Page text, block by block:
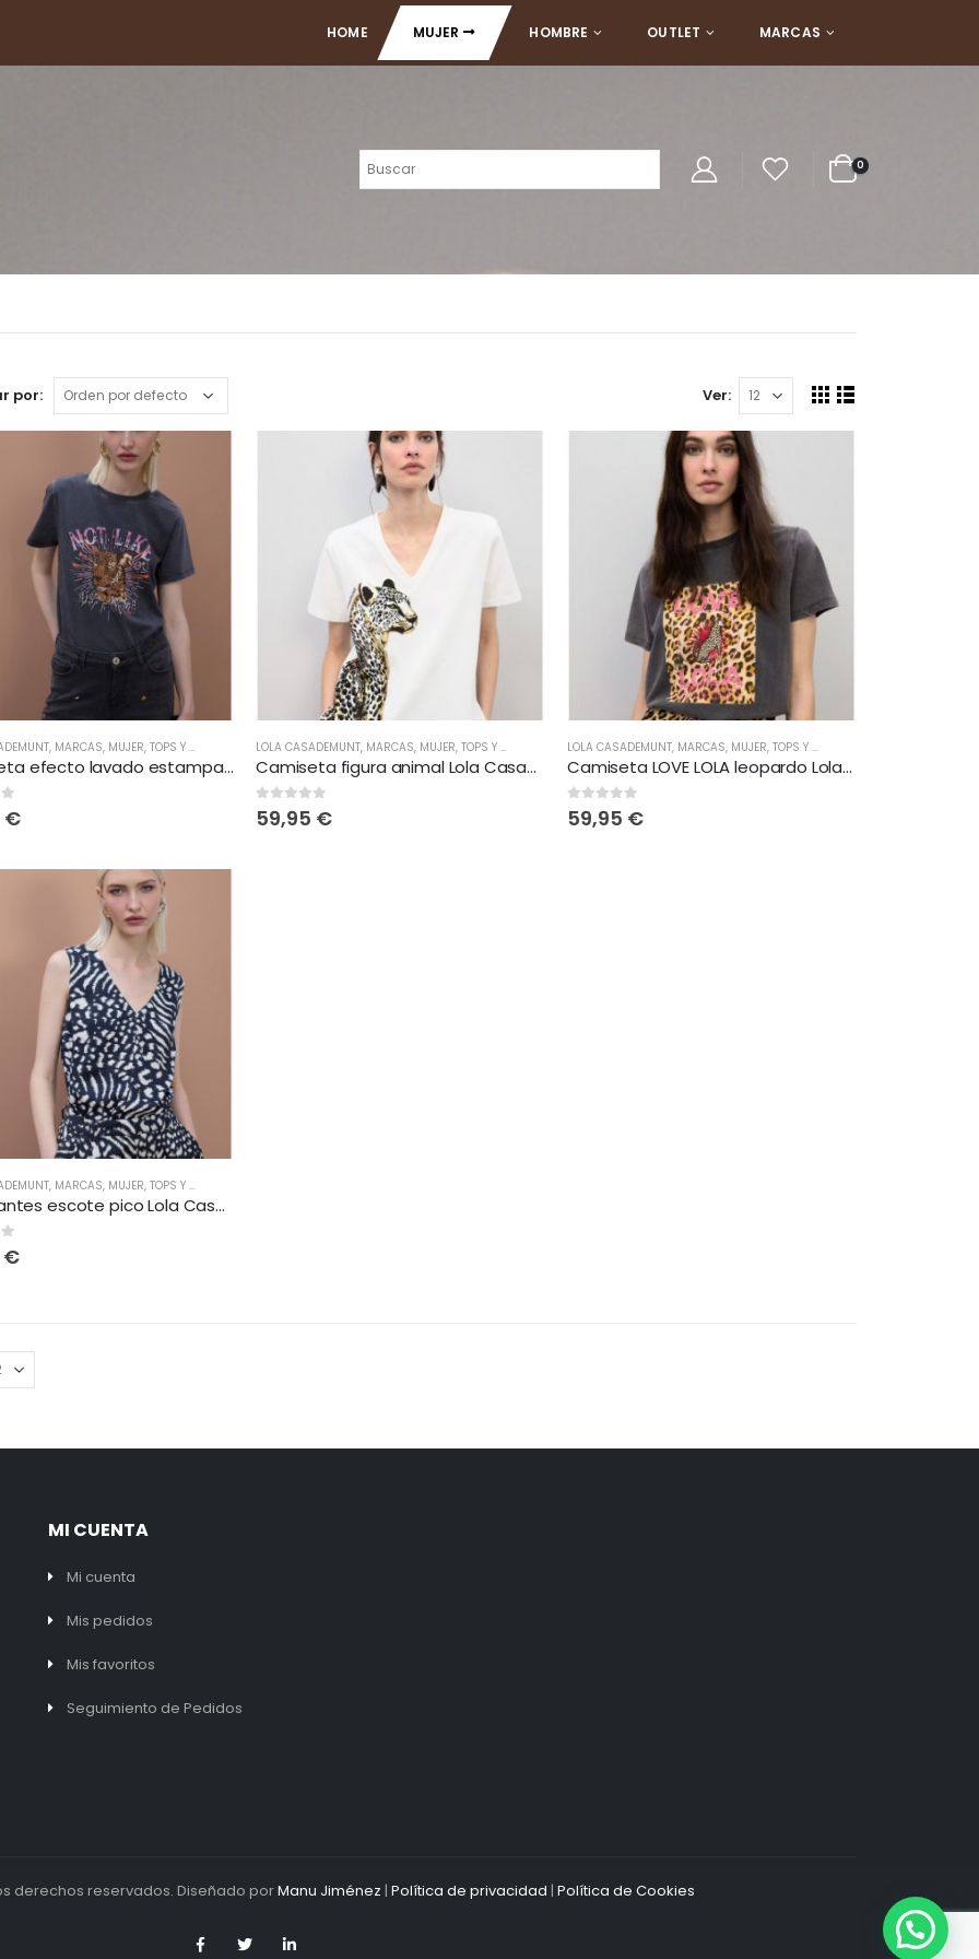
HOME MUJER HOMBRE OUTLET MARCAS
0
por: Ver:
, MARCAS, MUJER, TOPS Y CAMISETAS
Camiseta efecto lavado estampado posicional Lola Casademunt
€
LOLA CASADEMUNT, MARCAS, MUJER, TOPS Y CAMISETAS
Camiseta figura animal Lola Casademunt
0out of 5
59,95 €
LOLA CASADEMUNT, MARCAS, MUJER, TOPS Y CAMISETAS
Camiseta LOVE LOLA leopardo Lola Casademunt
0out of 5
59,95 €
, MARCAS, MUJER, TOPS Y CAMISETAS
Top tirantes escote pico Lola Casademunt
€
MI CUENTA
Mi cuenta
Mis pedidos
Mis favoritos
Seguimiento de Pedidos
derechos reservados. Diseñado porManu Jiménez | Política de privacidad | Política de Cookies